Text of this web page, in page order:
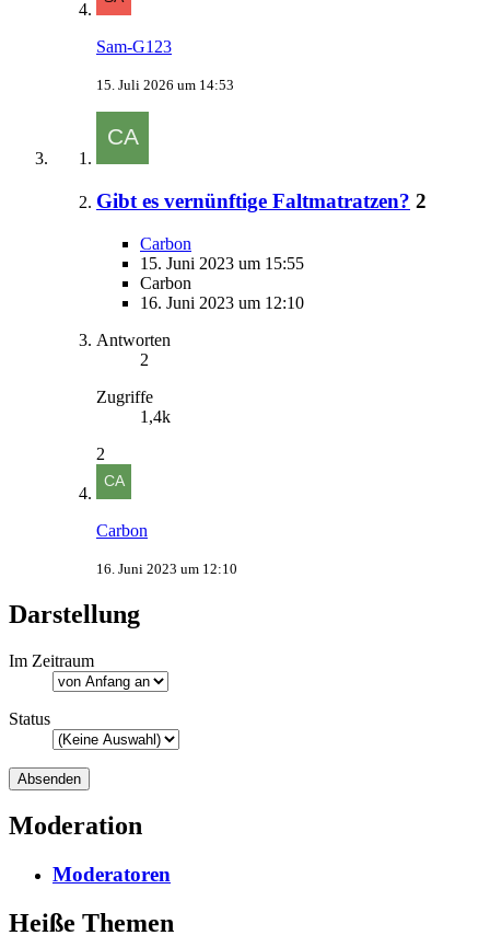
Sam-G123
15. Juli 2026 um 14:53
Gibt es vernünftige Faltmatratzen? 2
Carbon
15. Juni 2023 um 15:55
Carbon
16. Juni 2023 um 12:10
Antworten
2
Zugriffe
1,4k
2
Carbon
16. Juni 2023 um 12:10
Darstellung
Im Zeitraum
Status
Moderation
Moderatoren
Heiße Themen